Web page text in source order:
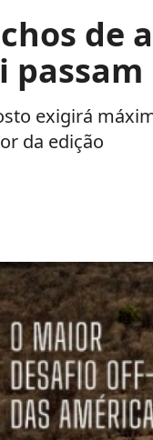
de
exigirá
da edição